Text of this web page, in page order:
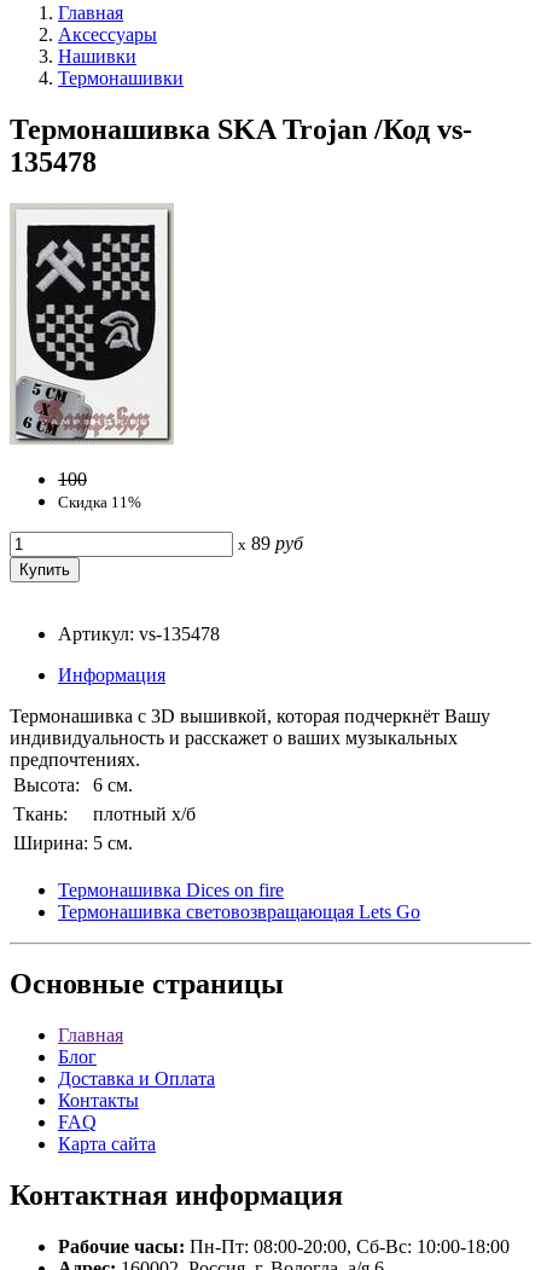
Главная
Аксессуары
Нашивки
Термонашивки
Термонашивка SKA Trojan /Код vs-
135478
100
Скидка 11%
x 89 руб
Артикул: vs-135478
Информация
Термонашивка с 3D вышивкой, которая подчеркнёт Вашу
индивидуальность и расскажет о ваших музыкальных
предпочтениях.
Высота:
6 см.
Ткань:
плотный х/б
Ширина: 5 см.
Термонашивка Dices on fire
Термонашивка световозвращающая Lets Go
Основные страницы
Главная
Блог
Доставка и Оплата
Контакты
FAQ
Карта сайта
Контактная информация
Рабочие часы: Пн-Пт: 08:00-20:00, Сб-Вс: 10:00-18:00